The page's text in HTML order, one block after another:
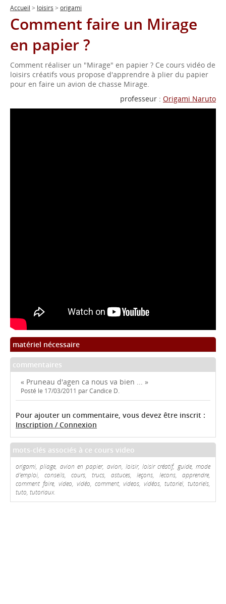
Accueil > loisirs > origami
Comment faire un Mirage
en papier ?
Comment réaliser un "Mirage" en papier ? Ce cours vidéo de
loisirs créatifs vous propose d'apprendre à plier du papier
pour en faire un avion de chasse Mirage.
professeur : Origami Naruto
matériel nécessaire
commentaires
« Pruneau d'agen ca nous va bien ... »
Posté le 17/03/2011 par Candice D.
Pour ajouter un commentaire, vous devez être inscrit :
Inscription / Connexion
mots-clés associés à ce cours video
origami, pliage, avion en papier, avion, loisir, loisir créatif, guide, mode
d'emploi, conseils, cours, trucs, astuces, leçons, lecons, apprendre,
comment faire, video, vidéo, comment, videos, vidéos, tutoriel, tutoriels,
tuto, tutoriaux.